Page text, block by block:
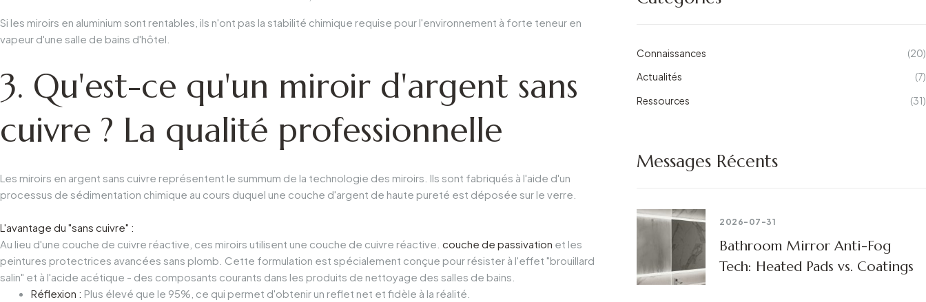
Si les miroirs en aluminium sont rentables, ils n'ont pas la stabilité chimique requise pour l'environnement à forte teneur en
vapeur d'une salle de bains d'hôtel.
3. Qu'est-ce qu'un miroir d'argent sans
cuivre ? La qualité professionnelle
Les miroirs en argent sans cuivre représentent le summum de la technologie des miroirs. Ils sont fabriqués à l'aide d'un
processus de sédimentation chimique au cours duquel une couche d'argent de haute pureté est déposée sur le verre.
L'avantage du "sans cuivre" :
Au lieu d'une couche de cuivre réactive, ces miroirs utilisent une couche de cuivre réactive. couche de passivation et les
peintures protectrices avancées sans plomb. Cette formulation est spécialement conçue pour résister à l'effet "brouillard
salin" et à l'acide acétique - des composants courants dans les produits de nettoyage des salles de bains.
Réflexion : Plus élevé que le 95%, ce qui permet d'obtenir un reflet net et fidèle à la réalité.
Connaissances
(20)
Actualités
(7)
Ressources
(31)
Messages Récents
2026-07-31
Bathroom Mirror Anti-Fog
Tech: Heated Pads vs. Coatings